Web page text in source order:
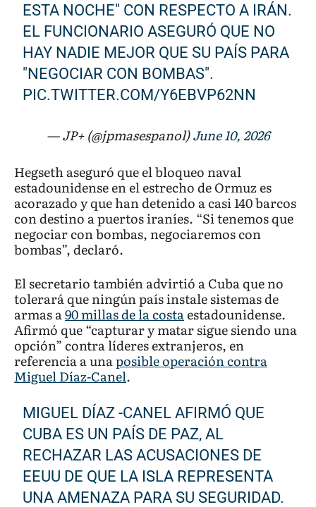
ESTA NOCHE" CON RESPECTO A IRÁN.
EL FUNCIONARIO ASEGURÓ QUE NO
HAY NADIE MEJOR QUE SU PAÍS PARA
"NEGOCIAR CON BOMBAS".
PIC.TWITTER.COM/Y6EBVP62NN
— JP+ (@jpmasespanol)June 10, 2026
Hegseth aseguró que el bloqueo naval
estadounidense en el estrecho de Ormuz es
acorazado y que han detenido a casi 140 barcos
con destino a puertos iraníes. “Si tenemos que
negociar con bombas, negociaremos con
bombas”, declaró.
El secretario también advirtió a Cuba que no
tolerará que ningún país instale sistemas de
armas a90 millas de la costaestadounidense.
Afirmó que “capturar y matar sigue siendo una
opción” contra líderes extranjeros, en
referencia a unaposible operación contra
Miguel Díaz-Canel.
MIGUEL DÍAZ -CANEL AFIRMÓ QUE
CUBA ES UN PAÍS DE PAZ, AL
RECHAZAR LAS ACUSACIONES DE
EEUU DE QUE LA ISLA REPRESENTA
UNA AMENAZA PARA SU SEGURIDAD.